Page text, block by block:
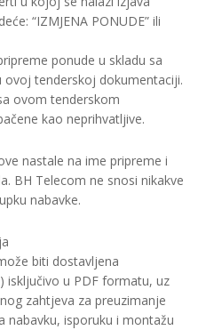
“IZMJENA PONUDE” ili
ponude u skladu sa
tenderskoj dokumentaciji.
ovom tenderskom
kao neprihvatljive.
nastale na ime pripreme i
BH Telecom ne snosi nikakve
nabavke.
biti dostavljena
isključivo u PDF formatu, uz
zahtjeva za preuzimanje
nabavku, isporuku i montažu